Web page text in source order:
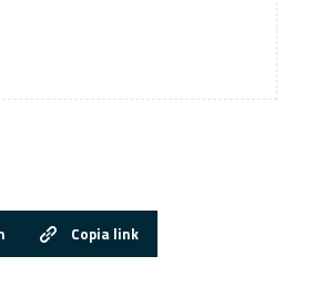
Copia link